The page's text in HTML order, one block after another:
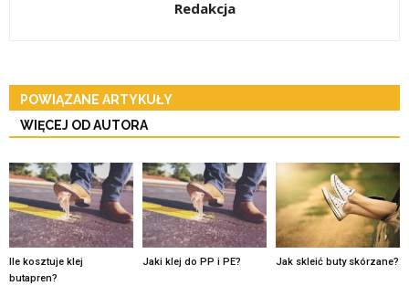
Redakcja
POWIĄZANE ARTYKUŁY
WIĘCEJ OD AUTORA
Ile kosztuje klej
butapren?
Jaki klej do PP i PE? Jak skleić buty skórzane?